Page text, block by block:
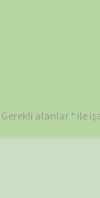
Gerekli alanlar * ile